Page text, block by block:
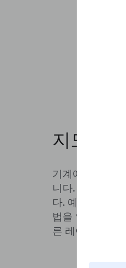
지도 학습
기계에게 고양
니다. 기계에게
다. 예제를 연구
법을 인식하고
른 레이블을 할